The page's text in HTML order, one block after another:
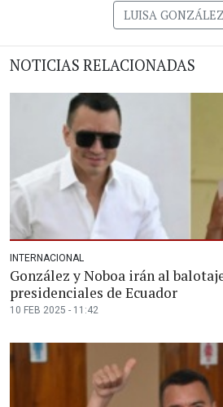
LUISA GONZÁLEZ
NOTICIAS RELACIONADAS
INTERNACIONAL
González y Noboa irán al
presidenciales de Ecuador
10 FEB 2025 - 11:42